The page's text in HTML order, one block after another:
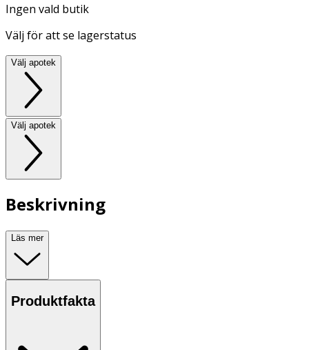
Ingen vald butik
Välj för att se lagerstatus
Välj apotek
Välj apotek
Beskrivning
Läs mer
Produktfakta